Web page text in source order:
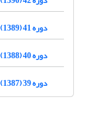
دوره 41 (1389)
دوره 40 (1388)
دوره 39 (1387)